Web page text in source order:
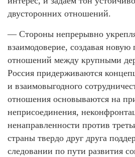
двусторонних отношений.
— Стороны непрерывно
взаимодоверие, создавая новую
отношений между крупными
Россия придерживаются
и взаимовыгодного
отношения основываются на
неприсоединения,
ненаправленности против
страны твердо друг друга
следовании по пути развития